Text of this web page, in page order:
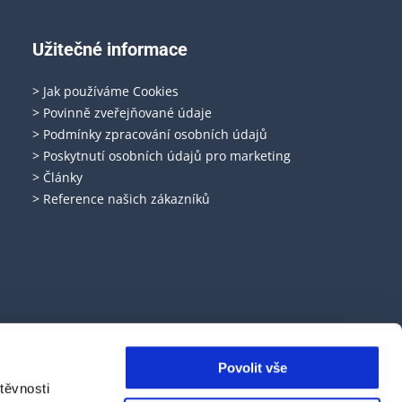
Povolit vše
Užitečné informace
> Jak používáme Cookies
> Povinně zveřejňované údaje
> Podmínky zpracování osobních údajů
> Poskytnutí osobních údajů pro marketing
> Články
> Reference našich zákazníků